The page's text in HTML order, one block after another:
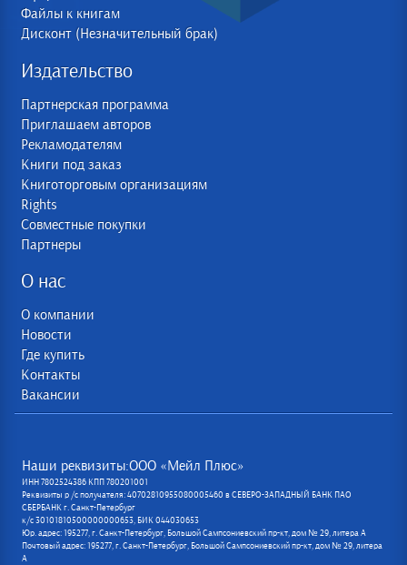
Файлы к книгам
Дисконт (Незначительный брак)
Издательство
Партнерская программа
Приглашаем авторов
Рекламодателям
Книги под заказ
Книготорговым организациям
Rights
Совместные покупки
Партнеры
О нас
О компании
Новости
Где купить
Контакты
Вакансии
Наши реквизиты:ООО «Мейл Плюс»
ИНН 7802524386 КПП 780201001
Реквизиты р /с получателя: 40702810955080005460 в СЕВЕРО-ЗАПАДНЫЙ БАНК ПАО
СБЕРБАНК г. Санкт-Петербург
к/с 30101810500000000653, БИК 044030653
Юр. адрес: 195277, г. Санкт-Петербург, Большой Сампсониевский пр-кт, дом № 29, литера А
Почтовый адрес: 195277, г. Санкт-Петербург, Большой Сампсониевский пр-кт, дом № 29, литера
А